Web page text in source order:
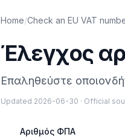
Home/Check an EU VAT
Έλεγχος
Επαληθεύστε
Updated 2026-06-30 · Official
Αριθμός ΦΠΑ